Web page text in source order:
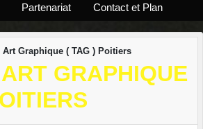
Partenariat Contact et Plan
Art Graphique ( TAG ) Poitiers
GRAPHIQUE